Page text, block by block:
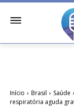
Início Brasil Saúde
respiratória aguda